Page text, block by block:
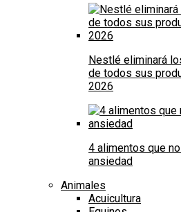
Nestlé eliminará
de todos sus
2026
4 alimentos que
ansiedad
Animales
Acuicultura